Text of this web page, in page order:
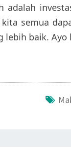
adalah
semua
lebih baik.